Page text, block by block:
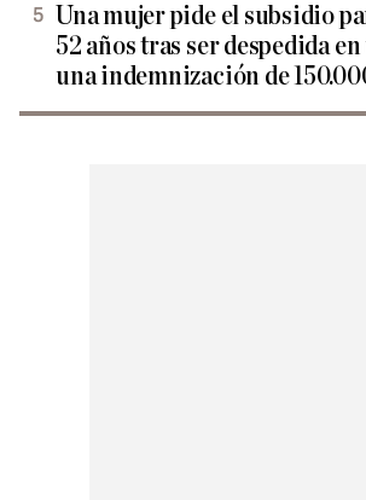
Una mujer pide el subsidio
52 años tras ser despedida
una indemnización de